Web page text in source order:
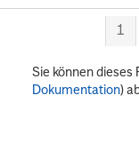
1
Sie können dieses
Dokumentation)